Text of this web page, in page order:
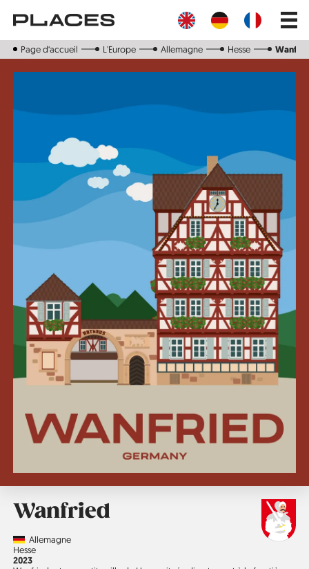
contenu
Main
Page d‘accueil L'Europe Allemagne Hesse
Wanfried
CountryAllemagne
Région
Hesse
Année
2023